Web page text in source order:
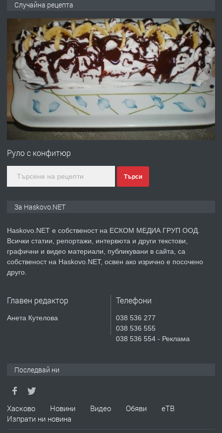
АПАРТАМЕНТ В ЦЕНТЪРА НА ГР.
ХАСКОВО
преди 3 дни
ПРЕДЛАГА Давам гараж под наем
преди 3 дни
ПРЕДЛАГА
№4120 Магазин/Офис под наем в кв.
преди 4 дни
ПРЕДЛАГА
Продавам парцел в гр. Хасково кв.
СГЛОБЯВАНЕ НА МЕБЕЛИ.
апартамент под наем в кв.
Случайна рецепта
Руло с конфитюр
Търси
За Haskovo.NET
Haskovo.NET е собственост на ЕСКОМ МЕДИА ГРУП ООД.
Всички статии, репортажи, интервюта и други текстови,
графични и видео материали, публикувани в сайта, са
собственост на Haskovo.NET, освен ако изрично е посочено
друго.
Главен редактор
Анета Кутелова
Телефони
038 536 277
038 536 555
038 536 554 - Реклама
Последвай ни
Хасково Новини Видео Обяви
еТВ
Изпрати ни новина